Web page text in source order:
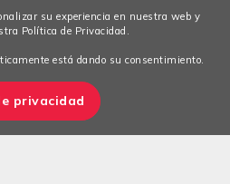
su experiencia en nuestra web y
Política de Privacidad.
está dando su consentimiento.
privacidad